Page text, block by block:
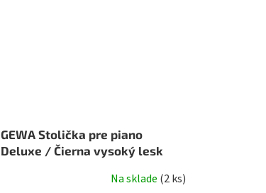
GEWA Stolička pre piano
Deluxe / Čierna vysoký lesk
Na sklade (2 ks)